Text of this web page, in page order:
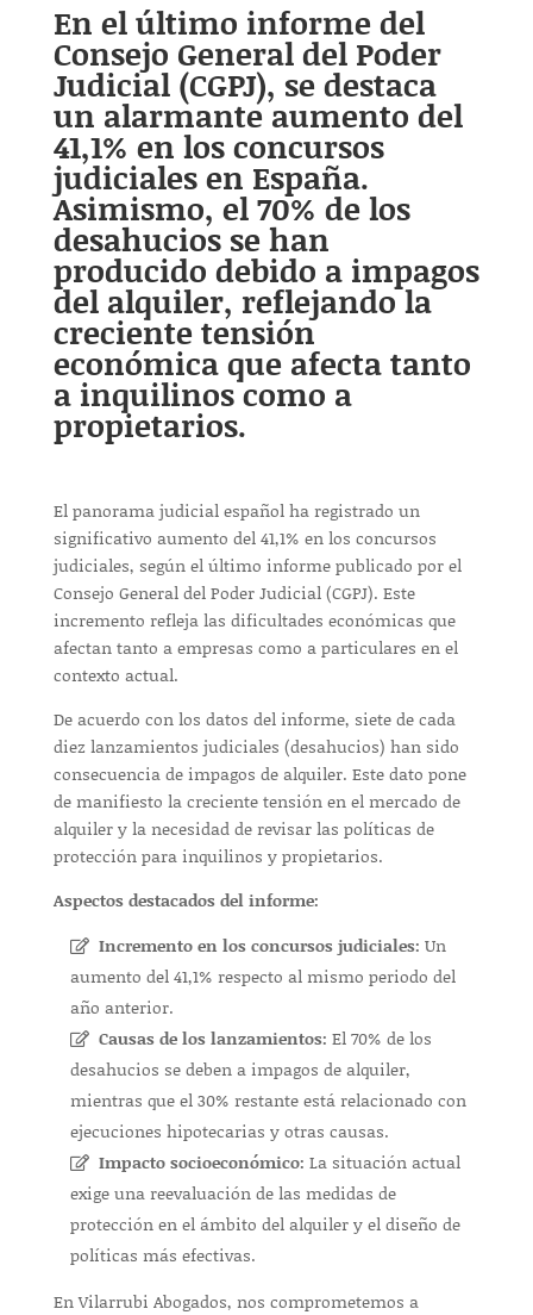
En el último informe del
Consejo General del Poder
Judicial (CGPJ), se destaca
un alarmante aumento del
41,1% en los concursos
judiciales en España.
Asimismo, el 70% de los
desahucios se han
producido debido a impagos
del alquiler, reflejando la
creciente tensión
económica que afecta tanto
a inquilinos como a
propietarios.
El panorama judicial español ha registrado un
significativo aumento del 41,1% en los concursos
judiciales, según el último informe publicado por el
Consejo General del Poder Judicial (CGPJ). Este
incremento refleja las dificultades económicas que
afectan tanto a empresas como a particulares en el
contexto actual.
De acuerdo con los datos del informe, siete de cada
diez lanzamientos judiciales (desahucios) han sido
consecuencia de impagos de alquiler. Este dato pone
de manifiesto la creciente tensión en el mercado de
alquiler y la necesidad de revisar las políticas de
protección para inquilinos y propietarios.
Aspectos destacados del informe:
Incremento en los concursos judiciales: Un
aumento del 41,1% respecto al mismo periodo del
año anterior.
Causas de los lanzamientos: El 70% de los
desahucios se deben a impagos de alquiler,
mientras que el 30% restante está relacionado con
ejecuciones hipotecarias y otras causas.
Impacto socioeconómico: La situación actual
exige una reevaluación de las medidas de
protección en el ámbito del alquiler y el diseño de
políticas más efectivas.
En Vilarrubi Abogados, nos comprometemos a